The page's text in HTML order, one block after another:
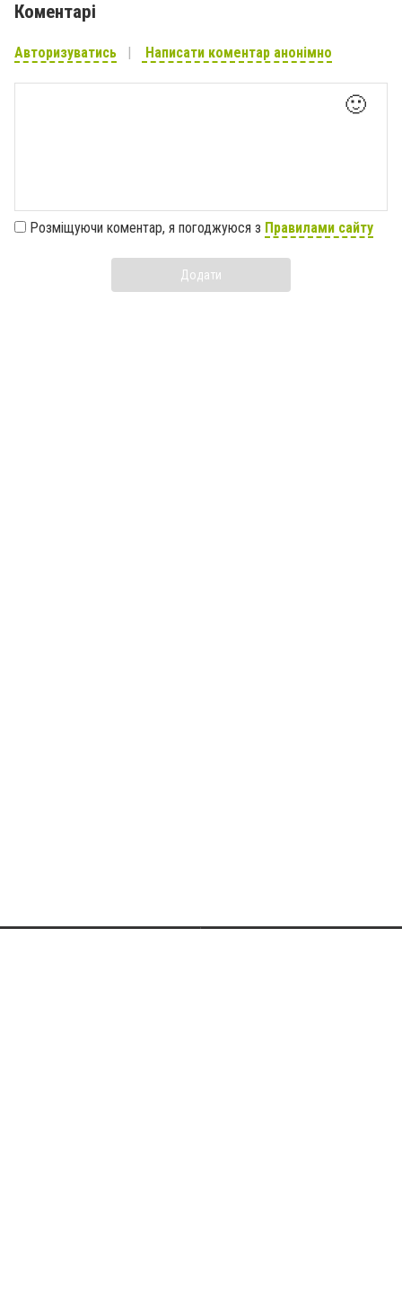
Коментарі
Авторизуватись Написати коментар анонімно
🙂
Розміщуючи коментар, я погоджуюся з Правилами сайту
Додати